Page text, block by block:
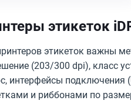
этикеток
этикеток важны
(203/300 dpi), класс
интерфейсы подключения
и риббонами по